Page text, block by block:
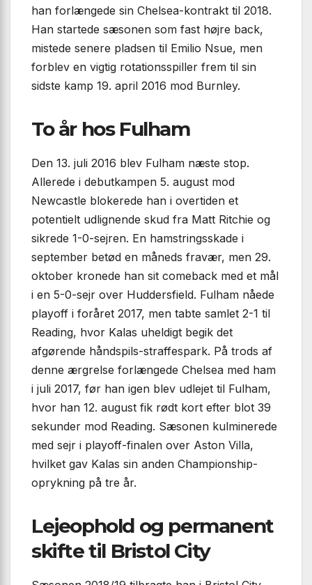
han forlængede sin Chelsea-kontrakt til 2018.
Han startede sæsonen som fast højre back,
mistede senere pladsen til Emilio Nsue, men
forblev en vigtig rotationsspiller frem til sin
sidste kamp 19. april 2016 mod Burnley.
To år hos Fulham
Den 13. juli 2016 blev Fulham næste stop.
Allerede i debutkampen 5. august mod
Newcastle blokerede han i overtiden et
potentielt udlignende skud fra Matt Ritchie og
sikrede 1-0-sejren. En hamstringsskade i
september betød en måneds fravær, men 29.
oktober kronede han sit comeback med et mål
i en 5-0-sejr over Huddersfield. Fulham nåede
playoff i foråret 2017, men tabte samlet 2-1 til
Reading, hvor Kalas uheldigt begik det
afgørende håndspils-straffespark. På trods af
denne ærgrelse forlængede Chelsea med ham
i juli 2017, før han igen blev udlejet til Fulham,
hvor han 12. august fik rødt kort efter blot 39
sekunder mod Reading. Sæsonen kulminerede
med sejr i playoff-finalen over Aston Villa,
hvilket gav Kalas sin anden Championship-
oprykning på tre år.
Lejeophold og permanent
skifte til Bristol City